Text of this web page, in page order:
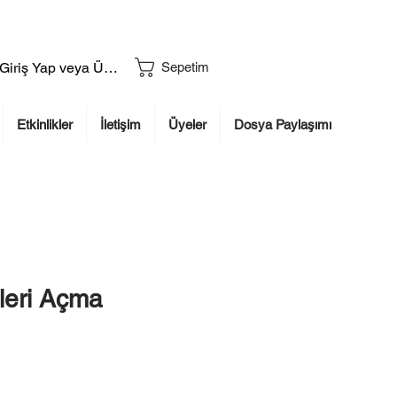
Giriş Yap veya Üye Ol Sepetim
Etkinlikler İletişim Üyeler Dosya Paylaşımı
Açma